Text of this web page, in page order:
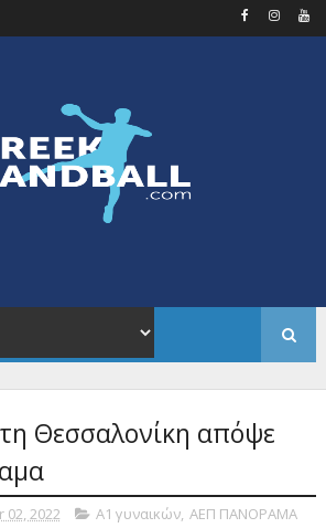
Θεσσαλονίκη απόψε
2022 Α1 γυναικών, ΑΕΠ ΠΑΝΟΡΑΜΑ